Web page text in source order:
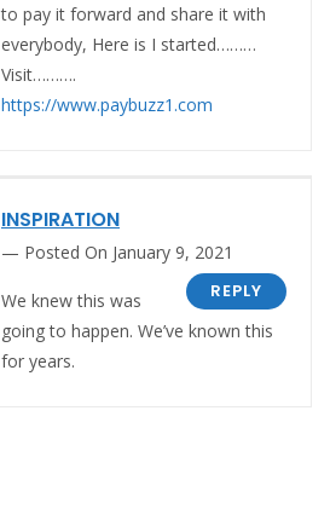
to pay it forward and share it with
everybody, Here is I started………
Visit……….
https://www.paybuzz1.com
INSPIRATION
Posted On January 9, 2021
REPLY
We knew this was
going to happen. We’ve known this
for years.